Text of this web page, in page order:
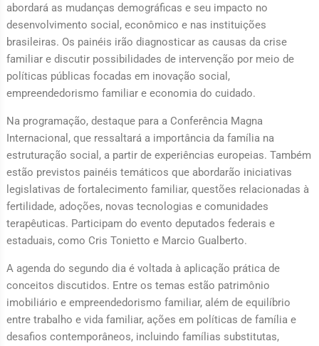
abordará as mudanças demográficas e seu impacto no
desenvolvimento social, econômico e nas instituições
brasileiras. Os painéis irão diagnosticar as causas da crise
familiar e discutir possibilidades de intervenção por meio de
políticas públicas focadas em inovação social,
empreendedorismo familiar e economia do cuidado.
Na programação, destaque para a Conferência Magna
Internacional, que ressaltará a importância da família na
estruturação social, a partir de experiências europeias. Também
estão previstos painéis temáticos que abordarão iniciativas
legislativas de fortalecimento familiar, questões relacionadas à
fertilidade, adoções, novas tecnologias e comunidades
terapêuticas. Participam do evento deputados federais e
estaduais, como Cris Tonietto e Marcio Gualberto.
A agenda do segundo dia é voltada à aplicação prática de
conceitos discutidos. Entre os temas estão patrimônio
imobiliário e empreendedorismo familiar, além de equilíbrio
entre trabalho e vida familiar, ações em políticas de família e
desafios contemporâneos, incluindo famílias substitutas,